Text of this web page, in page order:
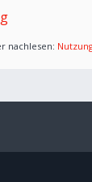
nachlesen: